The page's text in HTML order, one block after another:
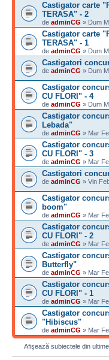
Castigator carte
TERASA" - 2
de adminCG » Dum
Castigator carte
TERASA" - 1
de adminCG » Dum
Castigatori
de adminCG » Dum
Castigator
CU FLORI" - 4
de adminCG » Dum
Castigator
Lebada"
de adminCG » Mar
Castigator
CU FLORI" - 3
de adminCG » Mar
Castigatori
de adminCG » Vin
Castigator
boom"
de adminCG » Mar
Castigator
CU FLORI" - 2
de adminCG » Mar
Castigator
Butterfly"
de adminCG » Mar
Castigator
CU FLORI" - 1
de adminCG » Mar
Castigator
"Hibiscus"
de adminCG » Mar
Afişează subiectele din